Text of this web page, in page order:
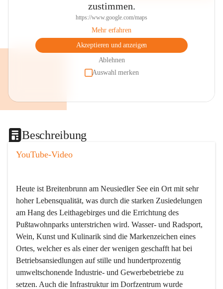
zustimmen.
https://www.google.com/maps
Mehr erfahren
Akzeptieren und anzeigen
Ablehnen
Auswahl merken
Beschreibung
YouTube-Video
Heute ist Breitenbrunn am Neusiedler See ein Ort mit sehr
hoher Lebensqualität, was durch die starken Zusiedelungen
am Hang des Leithagebirges und die Errichtung des
Pußtawohnparks unterstrichen wird. Wasser- und Radsport,
Wein, Kunst und Kulinarik sind die Markenzeichen eines
Ortes, welcher es als einer der wenigen geschafft hat bei
Betriebsansiedlungen auf stille und hundertprozentig
umweltschonende Industrie- und Gewerbebetriebe zu
setzen. Auch die Infrastruktur im Dorfzentrum wurde